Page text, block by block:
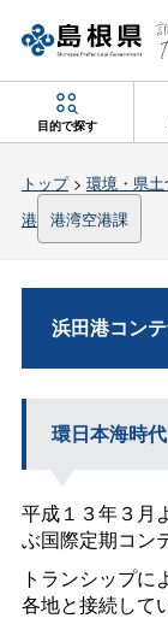
目的で探す
トップ> 環境・県土
港 港湾空港課
浜田港コン
環日本海時
平成１３年３月
ぶ国際定期コン
トランシップに
各地と接続して